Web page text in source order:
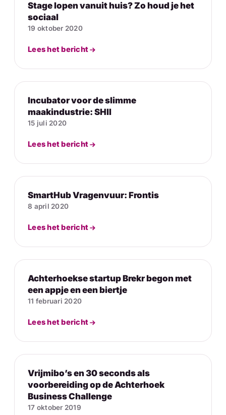
Stage lopen vanuit huis? Zo houd je het
sociaal
19 oktober 2020
Lees het bericht
Incubator voor de slimme
maakindustrie: SHII
15 juli 2020
Lees het bericht
SmartHub Vragenvuur: Frontis
8 april 2020
Lees het bericht
Achterhoekse startup Brekr begon met
een appje en een biertje
11 februari 2020
Lees het bericht
Vrijmibo’s en 30 seconds als
voorbereiding op de Achterhoek
Business Challenge
17 oktober 2019